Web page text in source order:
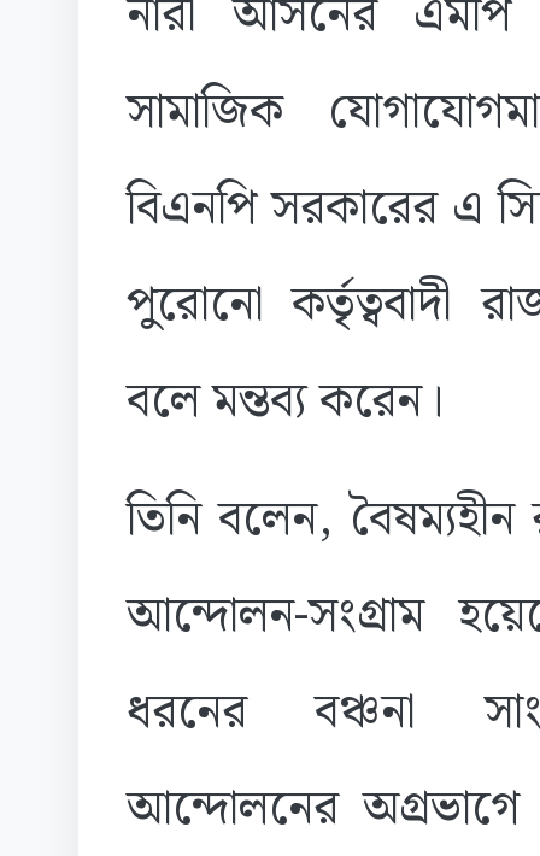
নারী আসনের
সামাজিক
বিএনপি সরকারের এ
পুরোনো কর্তৃত্ববাদী
বলে মন্তব্য করেন।
তিনি বলেন, বৈষম্যহীন
আন্দোলন-সংগ্রাম
ধরনের বঞ্চনা
আন্দোলনের